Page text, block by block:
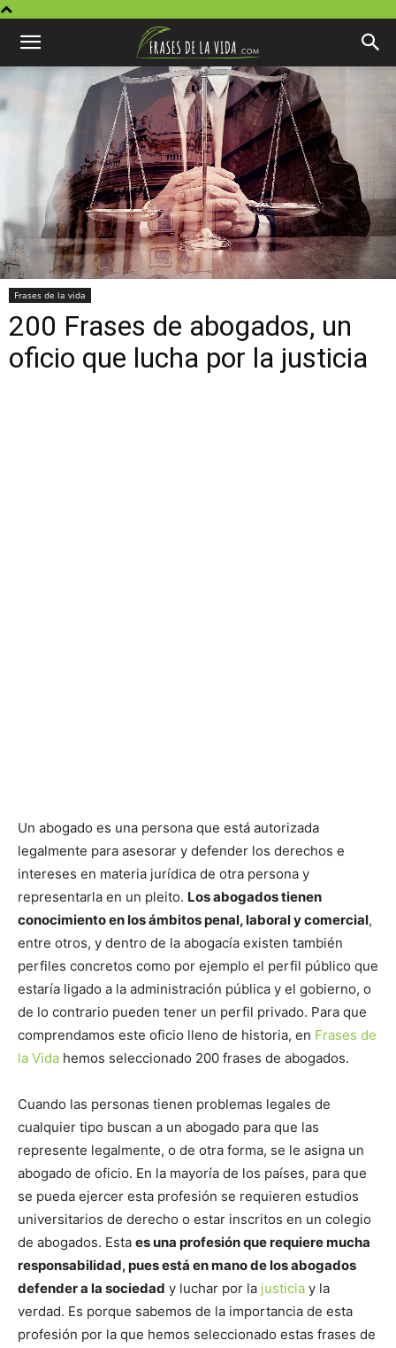
Frases de la vida
200 Frases de abogados, un
oficio que lucha por la justicia
Un abogado es una persona que está autorizada
legalmente para asesorar y defender los derechos e
intereses en materia jurídica de otra persona y
representarla en un pleito. Los abogados tienen
conocimiento en los ámbitos penal, laboral y comercial,
entre otros, y dentro de la abogacía existen también
perfiles concretos como por ejemplo el perfil público que
estaría ligado a la administración pública y el gobierno, o
de lo contrario pueden tener un perfil privado. Para que
comprendamos este oficio lleno de historia, en Frases de
la Vida hemos seleccionado 200 frases de abogados.
Cuando las personas tienen problemas legales de
cualquier tipo buscan a un abogado para que las
represente legalmente, o de otra forma, se le asigna un
abogado de oficio. En la mayoría de los países, para que
se pueda ejercer esta profesión se requieren estudios
universitarios de derecho o estar inscritos en un colegio
de abogados. Esta es una profesión que requiere mucha
responsabilidad, pues está en mano de los abogados
defender a la sociedad y luchar por la justicia y la
verdad. Es porque sabemos de la importancia de esta
profesión por la que hemos seleccionado estas frases de